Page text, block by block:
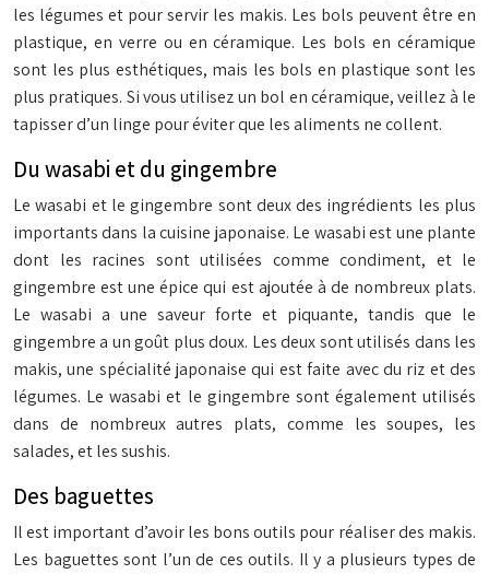
les légumes et pour servir les makis. Les bols peuvent être en
plastique, en verre ou en céramique. Les bols en céramique
sont les plus esthétiques, mais les bols en plastique sont les
plus pratiques. Si vous utilisez un bol en céramique, veillez à le
tapisser d’un linge pour éviter que les aliments ne collent.
Du wasabi et du gingembre
Le wasabi et le gingembre sont deux des ingrédients les plus
importants dans la cuisine japonaise. Le wasabi est une plante
dont les racines sont utilisées comme condiment, et le
gingembre est une épice qui est ajoutée à de nombreux plats.
Le wasabi a une saveur forte et piquante, tandis que le
gingembre a un goût plus doux. Les deux sont utilisés dans les
makis, une spécialité japonaise qui est faite avec du riz et des
légumes. Le wasabi et le gingembre sont également utilisés
dans de nombreux autres plats, comme les soupes, les
salades, et les sushis.
Des baguettes
Il est important d’avoir les bons outils pour réaliser des makis.
Les baguettes sont l’un de ces outils. Il y a plusieurs types de